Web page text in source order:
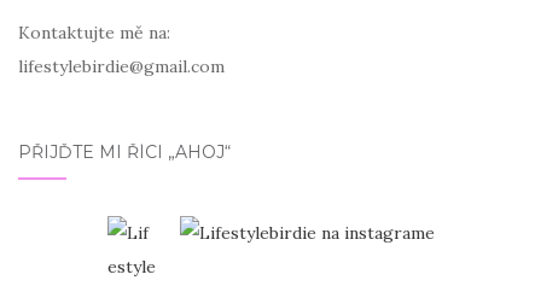
Kontaktujte mě na:
lifestylebirdie@gmail.com
PŘIJĎTE MI ŘÍCI „AHOJ“